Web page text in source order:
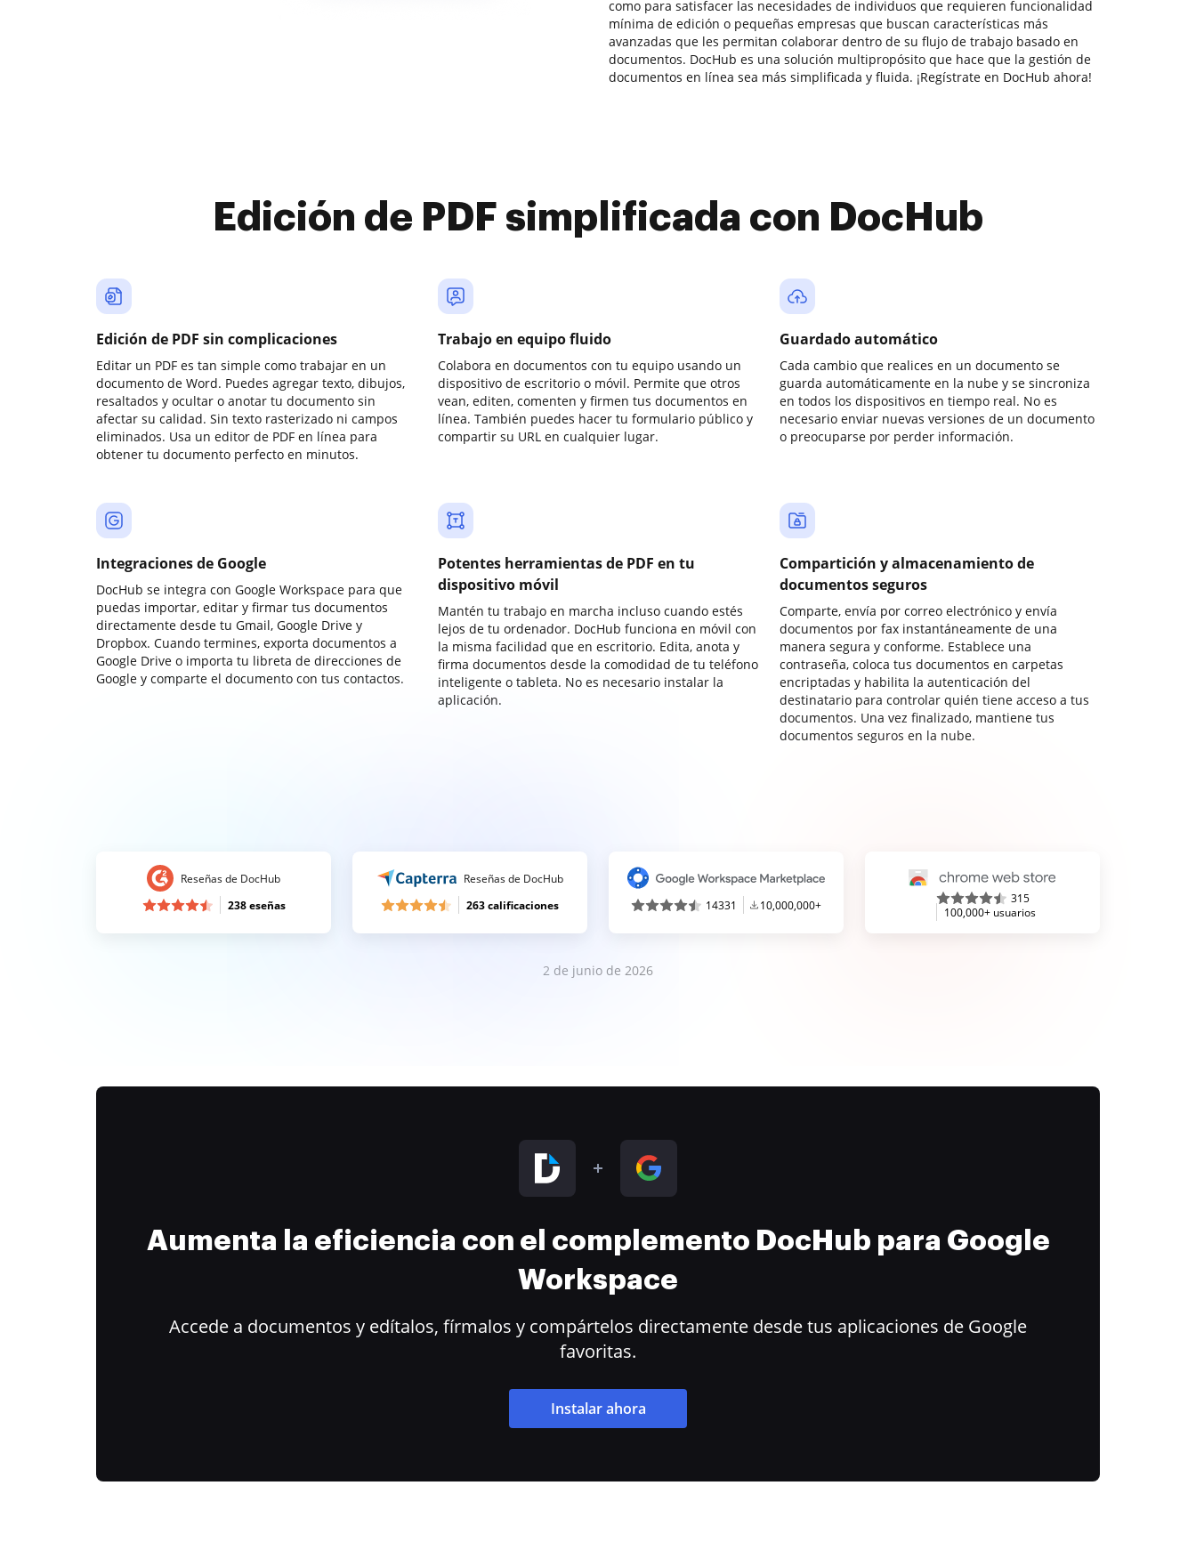
como para satisfacer las necesidades de individuos que requieren funcionalidad
mínima de edición o pequeñas empresas que buscan características más
avanzadas que les permitan colaborar dentro de su flujo de trabajo basado en
documentos. DocHub es una solución multipropósito que hace que la gestión de
documentos en línea sea más simplificada y fluida. ¡Regístrate en DocHub ahora!
Edición de PDF simplificada con DocHub
Edición de PDF sin complicaciones
Editar un PDF es tan simple como trabajar en un
documento de Word. Puedes agregar texto, dibujos,
resaltados y ocultar o anotar tu documento sin
afectar su calidad. Sin texto rasterizado ni campos
eliminados. Usa un editor de PDF en línea para
obtener tu documento perfecto en minutos.
Trabajo en equipo fluido
Colabora en documentos con tu equipo usando un
dispositivo de escritorio o móvil. Permite que otros
vean, editen, comenten y firmen tus documentos en
línea. También puedes hacer tu formulario público y
compartir su URL en cualquier lugar.
Guardado automático
Cada cambio que realices en un documento se
guarda automáticamente en la nube y se sincroniza
en todos los dispositivos en tiempo real. No es
necesario enviar nuevas versiones de un documento
o preocuparse por perder información.
Integraciones de Google
DocHub se integra con Google Workspace para que
puedas importar, editar y firmar tus documentos
directamente desde tu Gmail, Google Drive y
Dropbox. Cuando termines, exporta documentos a
Google Drive o importa tu libreta de direcciones de
Google y comparte el documento con tus contactos.
Potentes herramientas de PDF en tu
dispositivo móvil
Mantén tu trabajo en marcha incluso cuando estés
lejos de tu ordenador. DocHub funciona en móvil con
la misma facilidad que en escritorio. Edita, anota y
firma documentos desde la comodidad de tu teléfono
inteligente o tableta. No es necesario instalar la
aplicación.
Compartición y almacenamiento de
documentos seguros
Comparte, envía por correo electrónico y envía
documentos por fax instantáneamente de una
manera segura y conforme. Establece una
contraseña, coloca tus documentos en carpetas
encriptadas y habilita la autenticación del
destinatario para controlar quién tiene acceso a tus
documentos. Una vez finalizado, mantiene tus
documentos seguros en la nube.
Reseñas de DocHub
238 eseñas
Reseñas de DocHub
263 calificaciones
14331 10,000,000+
315
100,000+ usuarios
2 de junio de 2026
Aumenta la eficiencia con el complemento DocHub para Google
Workspace
Accede a documentos y edítalos, fírmalos y compártelos directamente desde tus aplicaciones de Google
favoritas.
Instalar ahora